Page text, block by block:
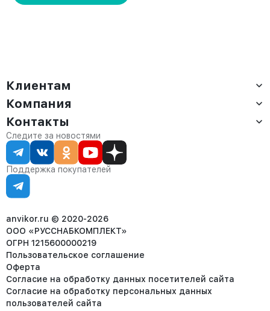
Клиентам
Доставка
Оплата
Сервис
Статус заказа
Статьи
Компания
О компании
Контакты
Партнёрам
Контакты
Отдел продаж:
8 (800) 234-22-62
corp@anvikor.ru
Ежедневно, с 7:00-19:00 (МСК)
Отдел рекламации:
8 (953) 455-25-61
Следите за новостями
Поддержка покупателей
anvikor.ru © 2020-2026
ООО «РУССНАБКОМПЛЕКТ»
ОГРН 1215600000219
Пользовательское соглашение
Оферта
Согласие на обработку данных посетителей сайта
Согласие на обработку персональных данных
пользователей сайта